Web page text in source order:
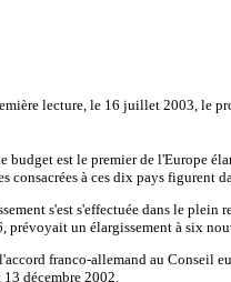
lecture, le 16 juillet 2003, le
budget est le premier de l'Europe
consacrées à ces dix pays
s'est s'effectuée dans le
prévoyait un élargissement à six
franco-allemand au Conseil
décembre 2002.